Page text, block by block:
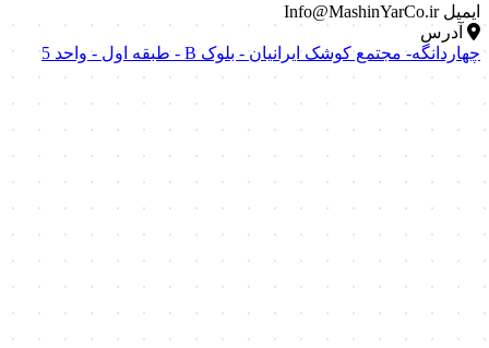
ایمیل Info@MashinYarCo.ir
آدرس
چهاردانگه- مجتمع کوشک ایرانیان - بلوک B - طبقه اول - واحد 5